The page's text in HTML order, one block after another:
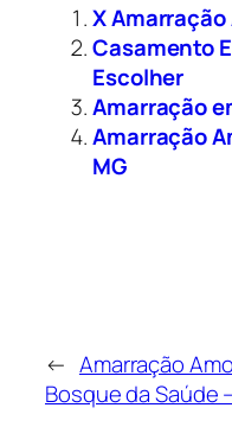
X
Casamento
Escolher
Amarração
Amarração
MG
← Amarração
Bosque da Saúde